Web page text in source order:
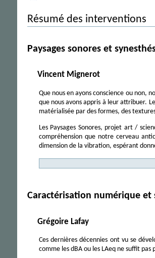
Résumé des interventions
Paysages sonores et
Vincent Mignerot
Que nous en ayons conscience ou non,
que nous avons appris à leur attribuer.
matérialisée par des formes, des
Les Paysages Sonores, projet art /
compréhension que notre cerveau
dimension de la vibration, espérant
Caractérisation numérique et
Grégoire Lafay
Ces dernières décennies ont vu se
comme les dBA ou les LAeq ne suffit